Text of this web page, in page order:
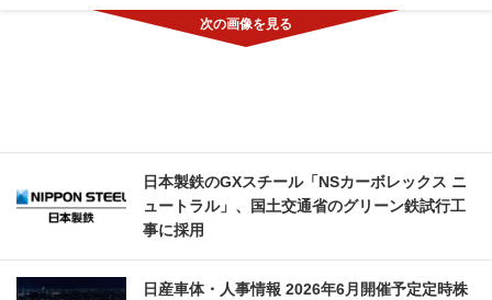
日本製鉄のGXスチール「NSカーボレックス ニ
ュートラル」、国土交通省のグリーン鉄試行工
事に採用
日産車体・人事情報 2026年6月開催予定定時株